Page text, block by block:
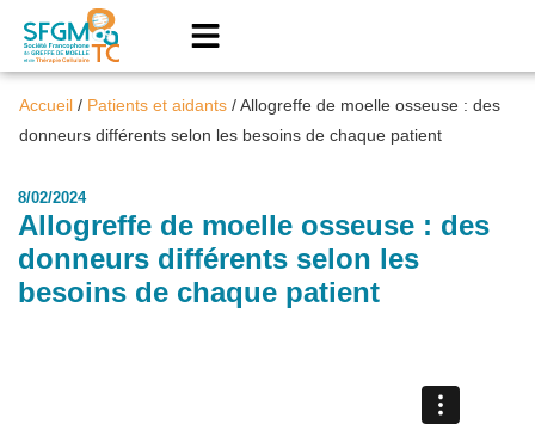
Accueil / Patients et aidants / Allogreffe de moelle osseuse : des
donneurs différents selon les besoins de chaque patient
8/02/2024
Allogreffe de moelle osseuse : des
donneurs différents selon les
besoins de chaque patient